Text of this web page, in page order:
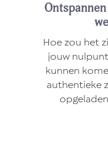
Hoe zou het
jouw
kunnen
authentieke